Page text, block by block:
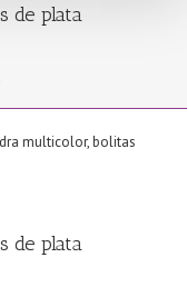
de plata
de plata